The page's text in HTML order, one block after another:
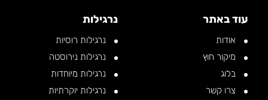
עוד באתר
אודות
מיקור חוץ
בלוג
צרו קשר
נרגילות
נרגילות רוסיות
נרגילות נירוסטה
נרגילות מיוחדות
נרגילות יוקרתיות